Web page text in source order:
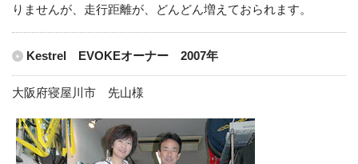
りませんが、走行距離が、どんどん増えておられます。
Kestrel EVOKEオーナー 2007年
大阪府寝屋川市 先山様